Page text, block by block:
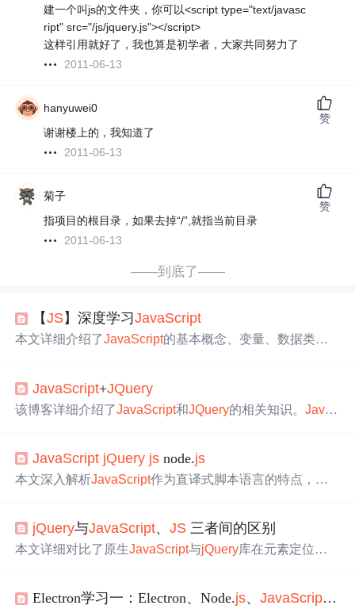
建一个叫js的文件夹，你可以<script type="text/javasc
ript" src="/js/jquery.js"></script>
这样引用就好了，我也算是初学者，大家共同努力了
2011-06-13
hanyuwei0
谢谢楼上的，我知道了
2011-06-13
赞
菊子
指项目的根目录，如果去掉“/”,就指当前目录
2011-06-13
赞
——到底了——
【JS】深度学习JavaScript
本文详细介绍了JavaScript的基本概念、变量、数据类
际开发中应用这些知识。,
JavaScript+JQuery
该博客详细介绍了JavaScript和JQuery的相关知识。Java
处理等。此外，还提及了表单校验，包括
表达式的校验方法。
JavaScript jQuery js node.js
本文深入解析JavaScript作为直译式脚本语言的特点，探
设计理念。
jQuery与JavaScript、JS 三者间的区别
本文详细对比了原生JavaScript与jQuery库在元素定位、
Electron学习一：Electron、Node.js、JavaScript 、